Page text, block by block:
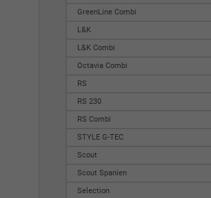
GreenLine Combi
L&K
L&K Combi
Octavia Combi
RS
RS 230
RS Combi
STYLE G-TEC
Scout
Scout Spanien
Selection